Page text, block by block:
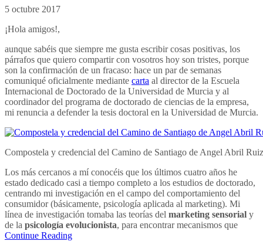
5 octubre 2017
¡Hola amigos!,
aunque sabéis que siempre me gusta escribir cosas positivas, los
párrafos que quiero compartir con vosotros hoy son tristes, porque
son la confirmación de un fracaso: hace un par de semanas
comuniqué oficialmente mediante carta al director de la Escuela
Internacional de Doctorado de la Universidad de Murcia y al
coordinador del programa de doctorado de ciencias de la empresa,
mi renuncia a defender la tesis doctoral en la Universidad de Murcia.
Compostela y credencial del Camino de Santiago de Angel Abril Ruiz
Los más cercanos a mí conocéis que los últimos cuatro años he
estado dedicado casi a tiempo completo a los estudios de doctorado,
centrando mi investigación en el campo del comportamiento del
consumidor (básicamente, psicología aplicada al marketing). Mi
línea de investigación tomaba las teorías del marketing sensorial y
de la psicología evolucionista, para encontrar mecanismos que
Continue Reading